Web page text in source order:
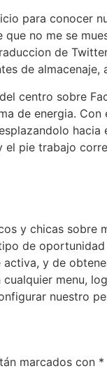
para conocer
no me se
de
de
centro sobre
de energia.
hacia
el pie trabajo
y chicas sobre
de
y de
menu,
nuestro
marcados con *